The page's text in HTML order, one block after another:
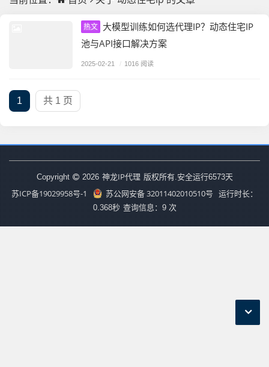
热文 大模型训练如何选代理IP？动态住宅IP
池与API接口解决方案
2025-02-21 / 1016 阅读
1 共 1 页
Copyright 2026 神龙IP代理 版权所有.安全运行6573天
苏ICP备19029958号-1 苏公网安备 32011402010510号 运行时长：
0.368秒 查询信息：9 次